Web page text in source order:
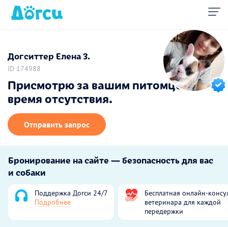
Догситтер Елена З.
ID 174988
Присмотрю за вашим питомцем на
время отсутствия.
Отправить запрос
Бронирование на сайте — безопасность для вас
и собаки
Поддержка Догси 24/7
Подробнее
Бесплатная онлайн-
ветеринара для каждой
передержки